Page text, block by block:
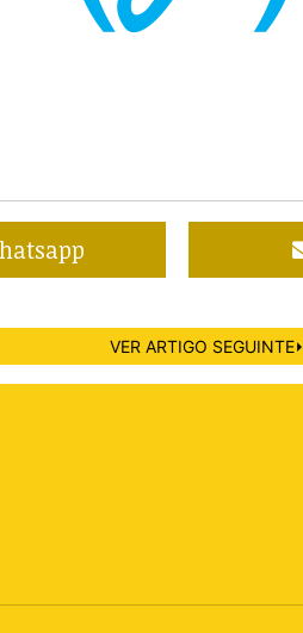
VER ARTIGO SEGUINTE⏵